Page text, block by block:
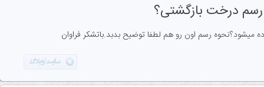
رسم درخت بازگشتی؟
رسم اون رو هم لطفا توضیح بدبد.باتشکر فراوان